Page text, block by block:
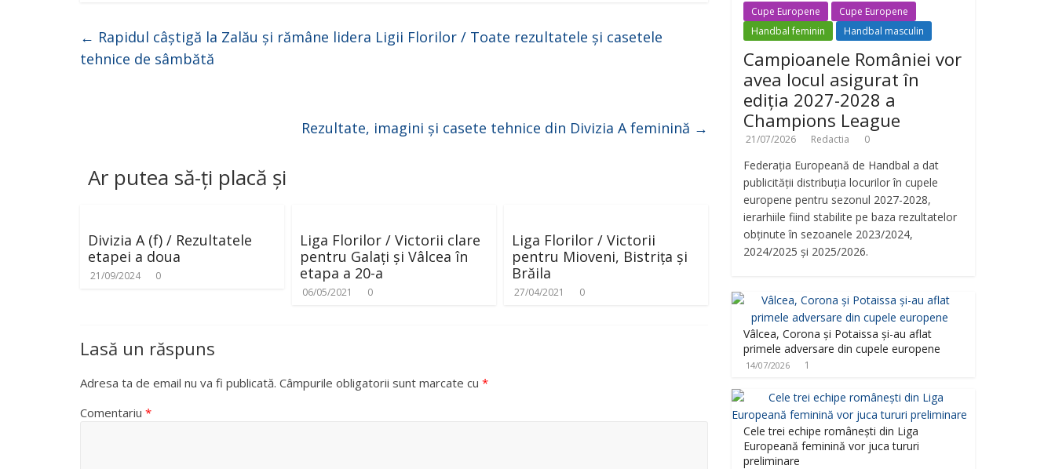
← Rapidul câștigă la Zalău și rămâne lidera Ligii Florilor / Toate rezultatele și casetele
tehnice de sâmbătă
Rezultate, imagini și casete tehnice din Divizia A feminină →
Ar putea să-ți placă și
Divizia A (f) / Rezultatele
etapei a doua
21/09/2024 0
Liga Florilor / Victorii clare
pentru Galați și Vâlcea în
etapa a 20-a
06/05/2021 0
Liga Florilor / Victorii
pentru Mioveni, Bistrița și
Brăila
27/04/2021 0
Lasă un răspuns
Adresa ta de email nu va fi publicată. Câmpurile obligatorii sunt marcate cu *
Comentariu *
Cupe Europene
Cupe Europene
Handbal feminin
Handbal masculin
Campioanele României vor
avea locul asigurat în
ediția 2027-2028 a
Champions League
21/07/2026 Redactia 0
Federația Europeană de Handbal a dat
publicității distribuția locurilor în cupele
europene pentru sezonul 2027-2028,
ierarhiile fiind stabilite pe baza rezultatelor
obținute în sezoanele 2023/2024,
2024/2025 și 2025/2026.
Vâlcea, Corona și Potaissa și-au aflat
primele adversare din cupele europene
14/07/2026 1
Cele trei echipe românești din Liga
Europeană feminină vor juca tururi
preliminare